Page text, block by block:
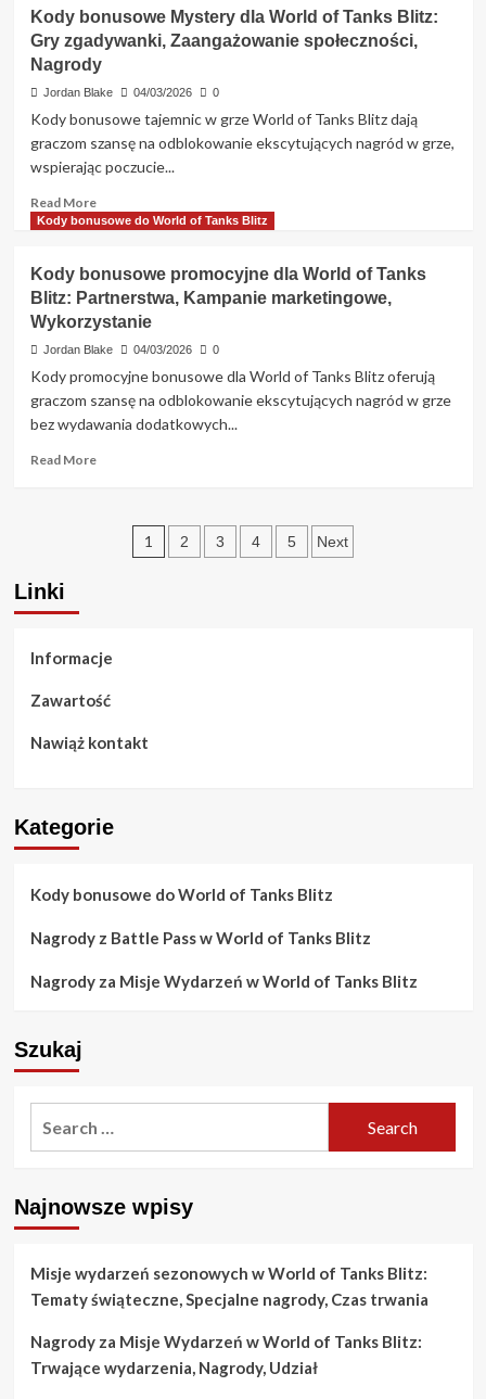
aktywacji
z
Vault
w
Battle
w
World
of
Blitz:
Poprzednie
Przedmioty
kolekcjonerskie,
Dostęp
Kody bonusowe Mystery dla World of Tanks Blitz:
Gry zgadywanki, Zaangażowanie społeczności,
Nagrody
Jordan Blake 04/03/2026 0
Kody bonusowe tajemnic w grze World of Tanks Blitz dają
graczom szansę na odblokowanie ekscytujących nagród w grze,
wspierając poczucie...
Read MoreRead
more
bonusowe
Mystery
dla
World
Tanks
Blitz:
Gry
Zaangażowanie
Kody bonusowe do World of Tanks Blitz
Kody bonusowe promocyjne dla World of Tanks
Blitz: Partnerstwa, Kampanie marketingowe,
Wykorzystanie
Jordan Blake 04/03/2026 0
Kody promocyjne bonusowe dla World of Tanks Blitz oferują
graczom szansę na odblokowanie ekscytujących nagród w grze
bez wydawania dodatkowych...
Read MoreRead
bonusowe
promocyjne
Blitz:
Kampanie
Wykorzystanie
Posts
1 2 3 4 5 Next
Linki
Informacje
Zawartość
Nawiąż kontakt
Kategorie
Kody bonusowe do World of Tanks Blitz
Nagrody z Battle Pass w World of Tanks Blitz
Nagrody za Misje Wydarzeń w World of Tanks Blitz
Szukaj
Najnowsze wpisy
Misje wydarzeń sezonowych w World of Tanks Blitz:
Tematy świąteczne, Specjalne nagrody, Czas trwania
Nagrody za Misje Wydarzeń w World of Tanks Blitz:
Trwające wydarzenia, Nagrody, Udział